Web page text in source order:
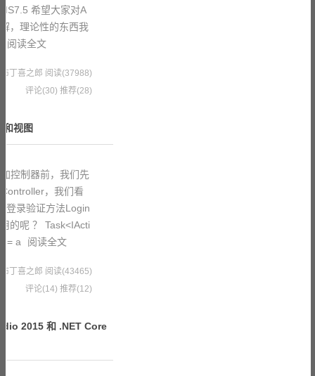
希望大家对A
，理论性的东西我
阅读全文
丁喜之郎 阅读(37988)
评论(30) 推荐(28)
视图
控制器前，我们先
，我们看
登录验证方法Login
的呢 ？ Task<IActi
= a
阅读全文
丁喜之郎 阅读(43465)
评论(14) 推荐(12)
2015 和 .NET Core